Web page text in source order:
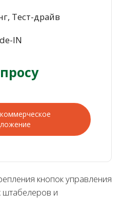
Тест-драйв
IN
кнопок управления
штабелеров и